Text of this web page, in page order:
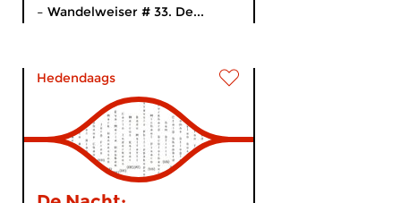
– Wandelweiser # 33. De...
Hedendaags